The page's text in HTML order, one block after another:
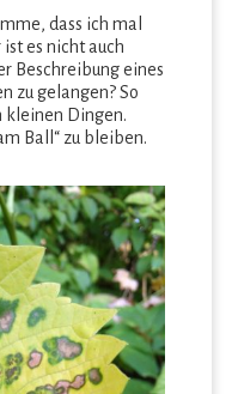
dass ich mal
es nicht auch
Beschreibung eines
zu gelangen? So
kleinen Dingen.
Ball“ zu bleiben.